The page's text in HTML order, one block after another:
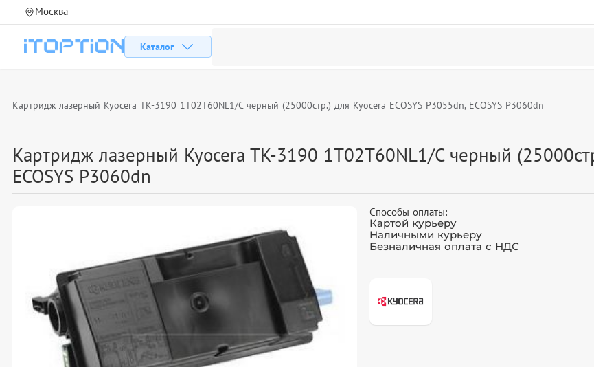
Москва
Каталог
Картридж лазерный Kyocera TK-3190 1T02T60NL1/C черный (25000стр.) для Kyocera ECOSYS P3055dn, ECOSYS P3060dn
Картридж лазерный Kyocera TK-3190 1T02T60NL1/C черный
ECOSYS P3060dn
Способы оплаты:
Картой курьеру
Наличными курьеру
Безналичная оплата с НДС